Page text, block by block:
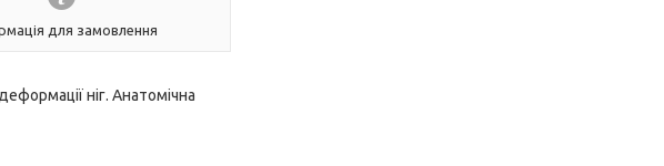
для замовлення
ніг. Анатомічна